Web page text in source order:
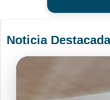
Noticia Destacada